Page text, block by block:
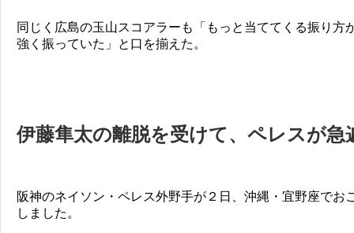
同じく広島の玉山スコアラーも「もっと当ててくる振り方
強く振っていた」と口を揃えた。
伊藤隼太の離脱を受けて、ペレスが急
阪神のネイソン・ペレス外野手が２日、沖縄・宜野座でお
しました。